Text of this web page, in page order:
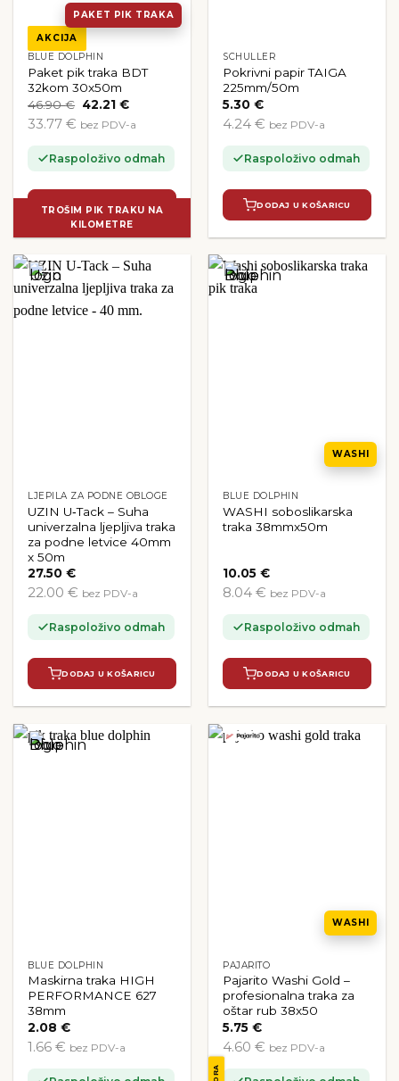
PAKET PIK TRAKA
TROŠIM PIK TRAKU NA
KILOMETRE
AKCIJA
BLUE DOLPHIN
Paket pik traka BDT
32kom 30x50m
46.90€ Izvorna
bila
42.21€Trenutna
je:
33.77 € bez PDV-a
Raspoloživo odmah
DODAJ U KOŠARICU
SCHULLER
Pokrivni papir TAIGA
225mm/50m
5.30€
4.24 € bez PDV-a
Raspoloživo odmah
DODAJ U KOŠARICU
LJEPILA ZA PODNE OBLOGE
UZIN U‑Tack – Suha
univerzalna ljepljiva traka
za podne letvice 40mm
x 50m
27.50€
22.00 € bez PDV-a
Raspoloživo odmah
DODAJ U KOŠARICU
WASHI
BLUE DOLPHIN
WASHI soboslikarska
traka 38mmx50m
10.05€
8.04 € bez PDV-a
Raspoloživo odmah
DODAJ U KOŠARICU
BLUE DOLPHIN
Maskirna traka HIGH
PERFORMANCE 627
38mm
2.08€
1.66 € bez PDV-a
WASHI
PAJARITO
Pajarito Washi Gold –
profesionalna traka za
oštar rub 38x50
5.75€
4.60 € bez PDV-a